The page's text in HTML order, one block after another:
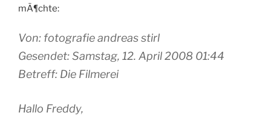
mÃ¶chte:
Von: fotografie andreas stirl
Gesendet: Samstag, 12. April 2008 01:44
Betreff: Die Filmerei
Hallo Freddy,